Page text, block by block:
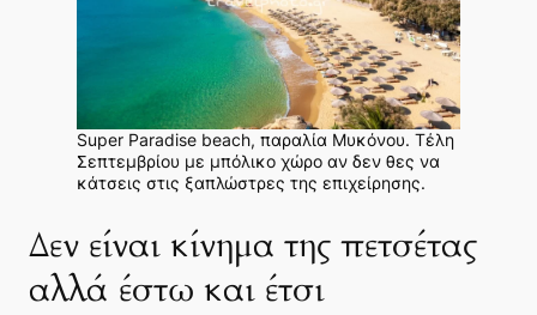
Super Paradise beach, παραλία Μυκόνου. Τέλη
Σεπτεμβρίου με μπόλικο χώρο αν δεν θες να
κάτσεις στις ξαπλώστρες της επιχείρησης.
Δεν είναι κίνημα της πετσέτας
αλλά έστω και έτσι